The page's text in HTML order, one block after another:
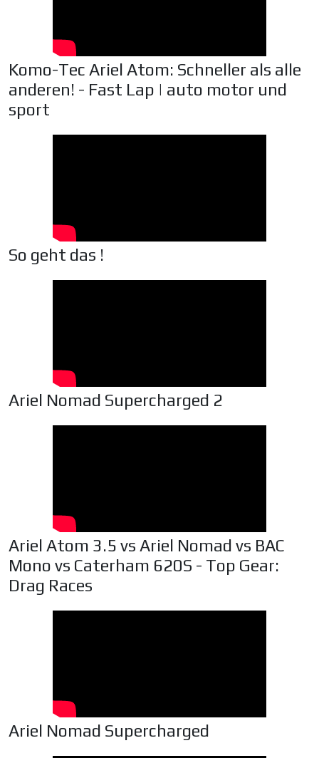
Komo-Tec Ariel Atom: Schneller als alle
anderen! - Fast Lap | auto motor und
sport
So geht das !
Ariel Nomad Supercharged 2
Ariel Atom 3.5 vs Ariel Nomad vs BAC
Mono vs Caterham 620S - Top Gear:
Drag Races
Ariel Nomad Supercharged